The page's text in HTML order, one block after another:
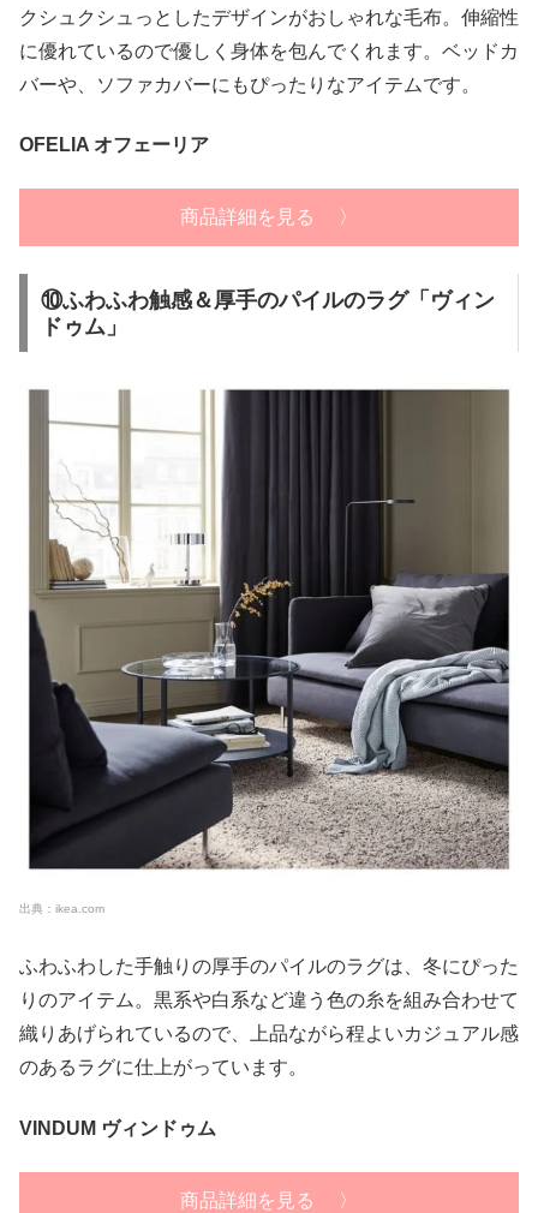
クシュクシュっとしたデザインがおしゃれな毛布。伸縮性
に優れているので優しく身体を包んでくれます。ベッドカ
バーや、ソファカバーにもぴったりなアイテムです。
OFELIA オフェーリア
商品詳細を見る 〉
⑩ふわふわ触感＆厚手のパイルのラグ「ヴィン
ドゥム」
出典：ikea.com
ふわふわした手触りの厚手のパイルのラグは、冬にぴった
りのアイテム。黒系や白系など違う色の糸を組み合わせて
織りあげられているので、上品ながら程よいカジュアル感
のあるラグに仕上がっています。
VINDUM ヴィンドゥム
商品詳細を見る 〉